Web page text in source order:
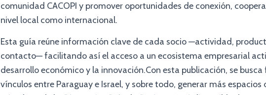
comunidad CACOPI y promover oportunidades de conexión,
nivel local como internacional.
Esta guía reúne información clave de cada socio —actividad,
contacto— facilitando así el acceso a un ecosistema empresarial
desarrollo económico y la innovación.Con esta publicación, se
vínculos entre Paraguay e Israel, y sobre todo, generar más